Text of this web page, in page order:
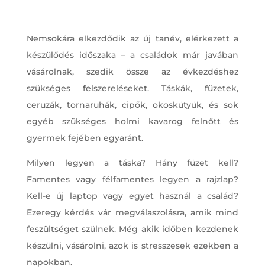
Nemsokára elkezdődik az új tanév, elérkezett a
készülődés időszaka – a családok már javában
vásárolnak, szedik össze az évkezdéshez
szükséges felszereléseket. Táskák, füzetek,
ceruzák, tornaruhák, cipők, okoskütyük, és sok
egyéb szükséges holmi kavarog felnőtt és
gyermek fejében egyaránt.
Milyen legyen a táska? Hány füzet kell?
Famentes vagy félfamentes legyen a rajzlap?
Kell-e új laptop vagy egyet használ a család?
Ezeregy kérdés vár megválaszolásra, amik mind
feszültséget szülnek. Még akik időben kezdenek
készülni, vásárolni, azok is stresszesek ezekben a
napokban.